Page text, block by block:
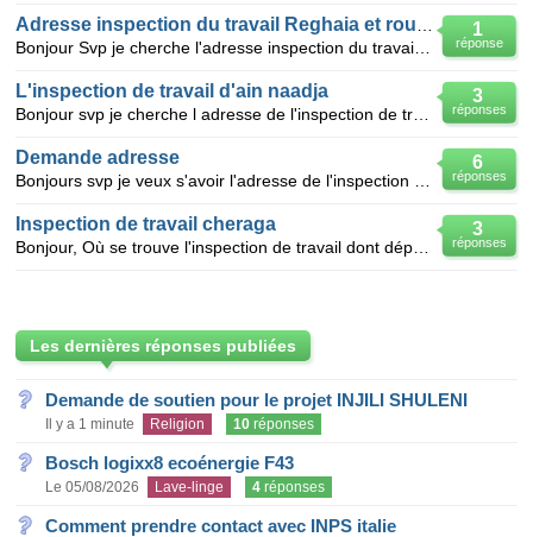
1
réponse
3
réponses
L'inspection de travail d'ain naadja
6
réponses
Demande adresse
3
réponses
Inspection de travail cheraga
Les dernières réponses publiées
Demande de soutien pour le projet INJILI SHULENI
Il y a 1 minute Religion 10 réponses
Bosch logixx8 ecoénergie F43
Le 05/08/2026 Lave-linge 4 réponses
Comment prendre contact avec INPS italie